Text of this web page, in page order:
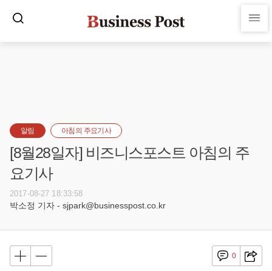
알림 아침의 주요기사
[8월28일자] 비즈니스포스트 아침의 주
요기사
2017-08-27 18:33:58
박소정 기자 - sjpark@businesspost.co.kr
0